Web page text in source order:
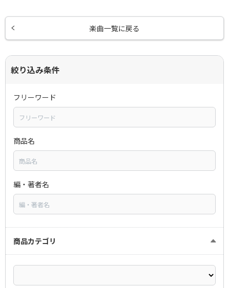
楽曲一覧に戻る
絞り込み条件
フリーワード
商品名
編・著者名
商品カテゴリ